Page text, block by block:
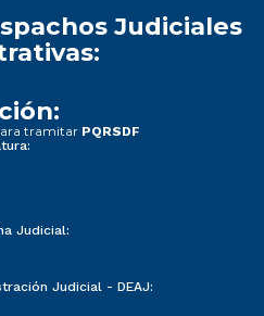
Judiciales
tramitar PQRSDF
Judicial:
Judicial - DEAJ: